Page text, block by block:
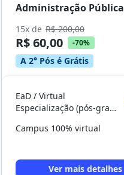
Administração Pública
15x de R$ 200,00
R$ 60,00 -70%
A 2° Pós é Grátis
EaD / Virtual
Especialização (pós-graduação)
Campus 100% virtual
Ver mais detalhes